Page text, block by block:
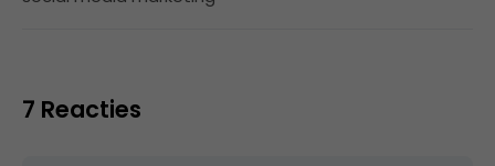
7 Reacties